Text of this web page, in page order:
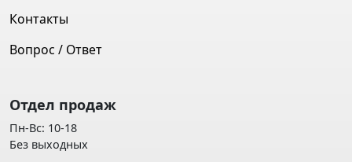
Контакты
Вопрос / Ответ
Отдел продаж
Пн-Вс: 10-18
Без выходных